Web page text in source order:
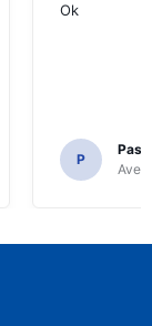
Ok
P
Avec